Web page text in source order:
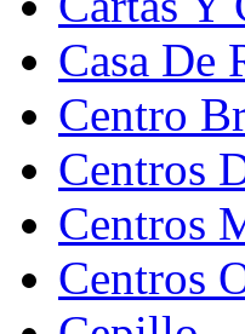
Casa De
Centro
Centros
Centros
Centros